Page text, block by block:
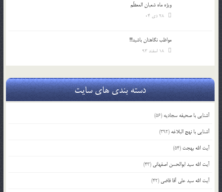
ویژه ماه شعبان المعظّم
مواظب نگاهتان باشید!!!
دسته بندی های سایت
آشنایی با صحیفه سجادیه (56)
آشنایی با نهج البلاغه (392)
آیت الله بهجت (54)
آیت الله سید ابوالحسن اصفهانی (43)
آیت الله سید علی آقا قاضی (42)